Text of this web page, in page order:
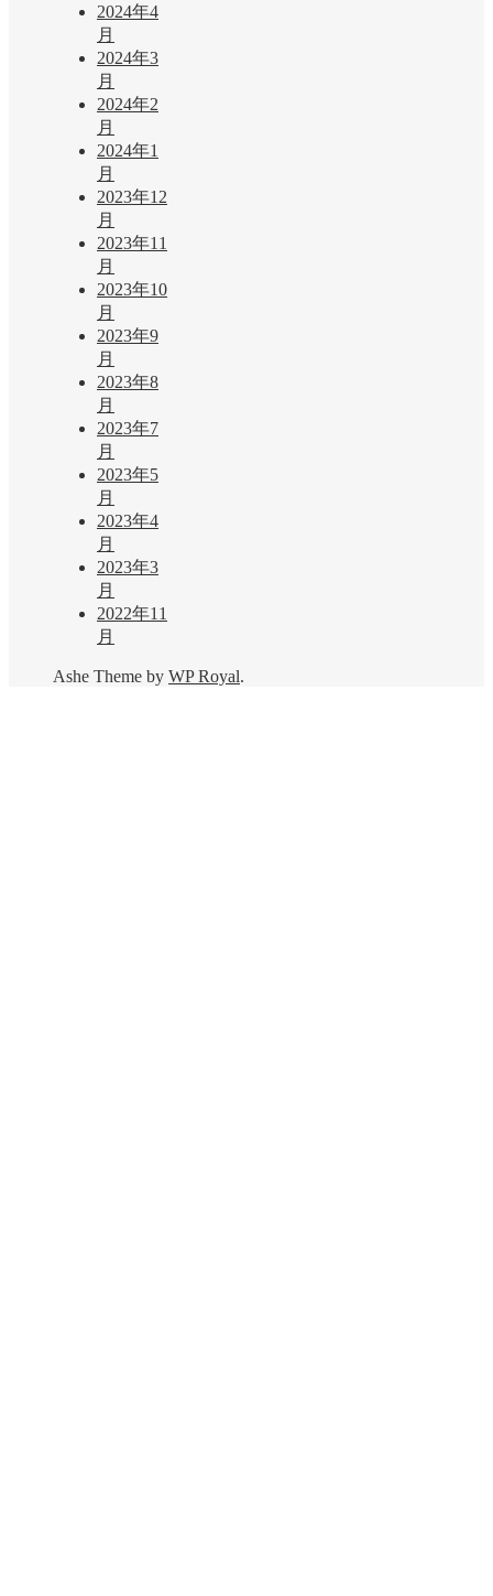
2024年4
月
2024年3
月
2024年2
月
2024年1
月
2023年12
月
2023年11
月
2023年10
月
2023年9
月
2023年8
月
2023年7
月
2023年5
月
2023年4
月
2023年3
月
2022年11
月
Ashe Theme by WP Royal.